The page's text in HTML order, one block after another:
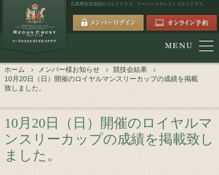
広島県安芸高田のゴルフクラブ、 リージャスクレストゴルフクラブ。
ホーム メンバー様お知らせ
競技会結果
10月20日（日）開催のロイヤルマンスリーカップの成績を掲載
致しました。
10月20日（日）開催のロイヤルマ
ンスリーカップの成績を掲載致し
ました。